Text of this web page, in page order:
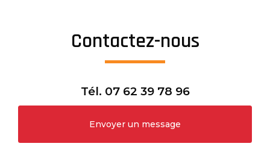
Contactez-nous
Tél. 07 62 39 78 96
Envoyer un message